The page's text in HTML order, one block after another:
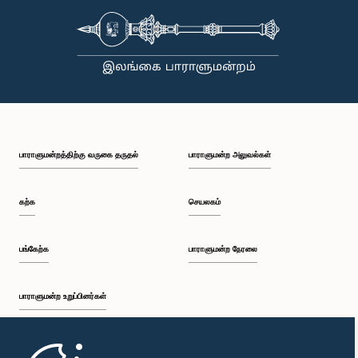
நேரங்களிலும் நாடாளுமன்றத்தின் கண்ணியம் மற்றும் அதிகாரத்தை நிலைநிறுத்த வேண்டும் என்று
இந்தக் குழு வலியுறுத்த விரும்புகிறது.அரசாங்க பொறுப்பு முயற்சிகள் பற்றிய குழுஇலங்கை
பாராளுமன்றத்திற்கு வருகை தருதல்
கற்க
பங்கேற்க
பாராளுமன்ற உறுப்பினர்கள்
முதற்பக்கம்
பாராளுமன்ற அலுவல்கள்
செயலகம்
பாராளுமன்ற நேரலை